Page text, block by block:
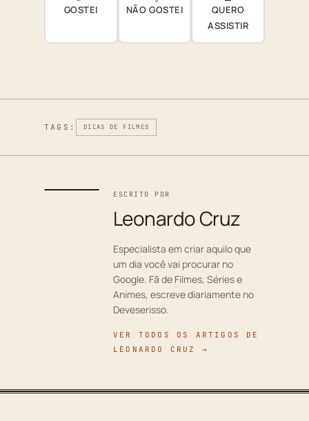
GOSTEI NÃO GOSTEI
QUERO
ASSISTIR
TAGS: DICAS DE FILMES
ESCRITO POR
Leonardo Cruz
Especialista em criar aquilo que
um dia você vai procurar no
Google. Fã de Filmes, Séries e
Animes, escreve diariamente no
Deveserisso.
VER TODOS OS ARTIGOS DE
LEONARDO CRUZ →